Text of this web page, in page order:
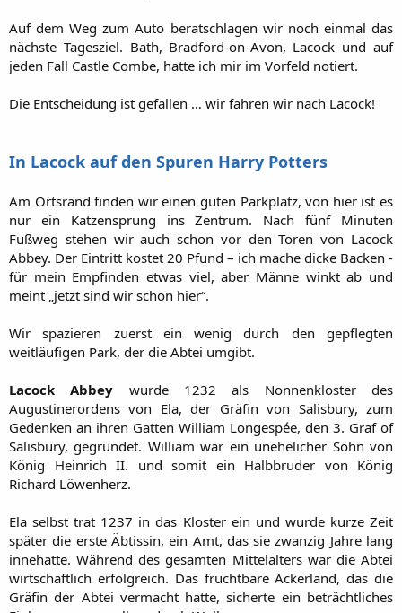
Auf dem Weg zum Auto beratschlagen wir noch einmal das
nächste Tagesziel. Bath, Bradford-on-Avon, Lacock und auf
jeden Fall Castle Combe, hatte ich mir im Vorfeld notiert.
Die Entscheidung ist gefallen … wir fahren wir nach Lacock!​
In Lacock auf den Spuren Harry Potters
Am Ortsrand finden wir einen guten Parkplatz, von hier ist es
nur ein Katzensprung ins Zentrum. Nach fünf Minuten
Fußweg stehen wir auch schon vor den Toren von Lacock
Abbey. Der Eintritt kostet 20 Pfund – ich mache dicke Backen -
für mein Empfinden etwas viel, aber Männe winkt ab und
meint „jetzt sind wir schon hier“.
Wir spazieren zuerst ein wenig durch den gepflegten
weitläufigen Park, der die Abtei umgibt.
Lacock Abbey wurde 1232 als Nonnenkloster des
Augustinerordens von Ela, der Gräfin von Salisbury, zum
Gedenken an ihren Gatten William Longespée, den 3. Graf of
Salisbury, gegründet. William war ein unehelicher Sohn von
König Heinrich II. und somit ein Halbbruder von König
Richard Löwenherz.
Ela selbst trat 1237 in das Kloster ein und wurde kurze Zeit
später die erste Äbtissin, ein Amt, das sie zwanzig Jahre lang
innehatte. Während des gesamten Mittelalters war die Abtei
wirtschaftlich erfolgreich. Das fruchtbare Ackerland, das die
Gräfin der Abtei vermacht hatte, sicherte ein beträchtliches